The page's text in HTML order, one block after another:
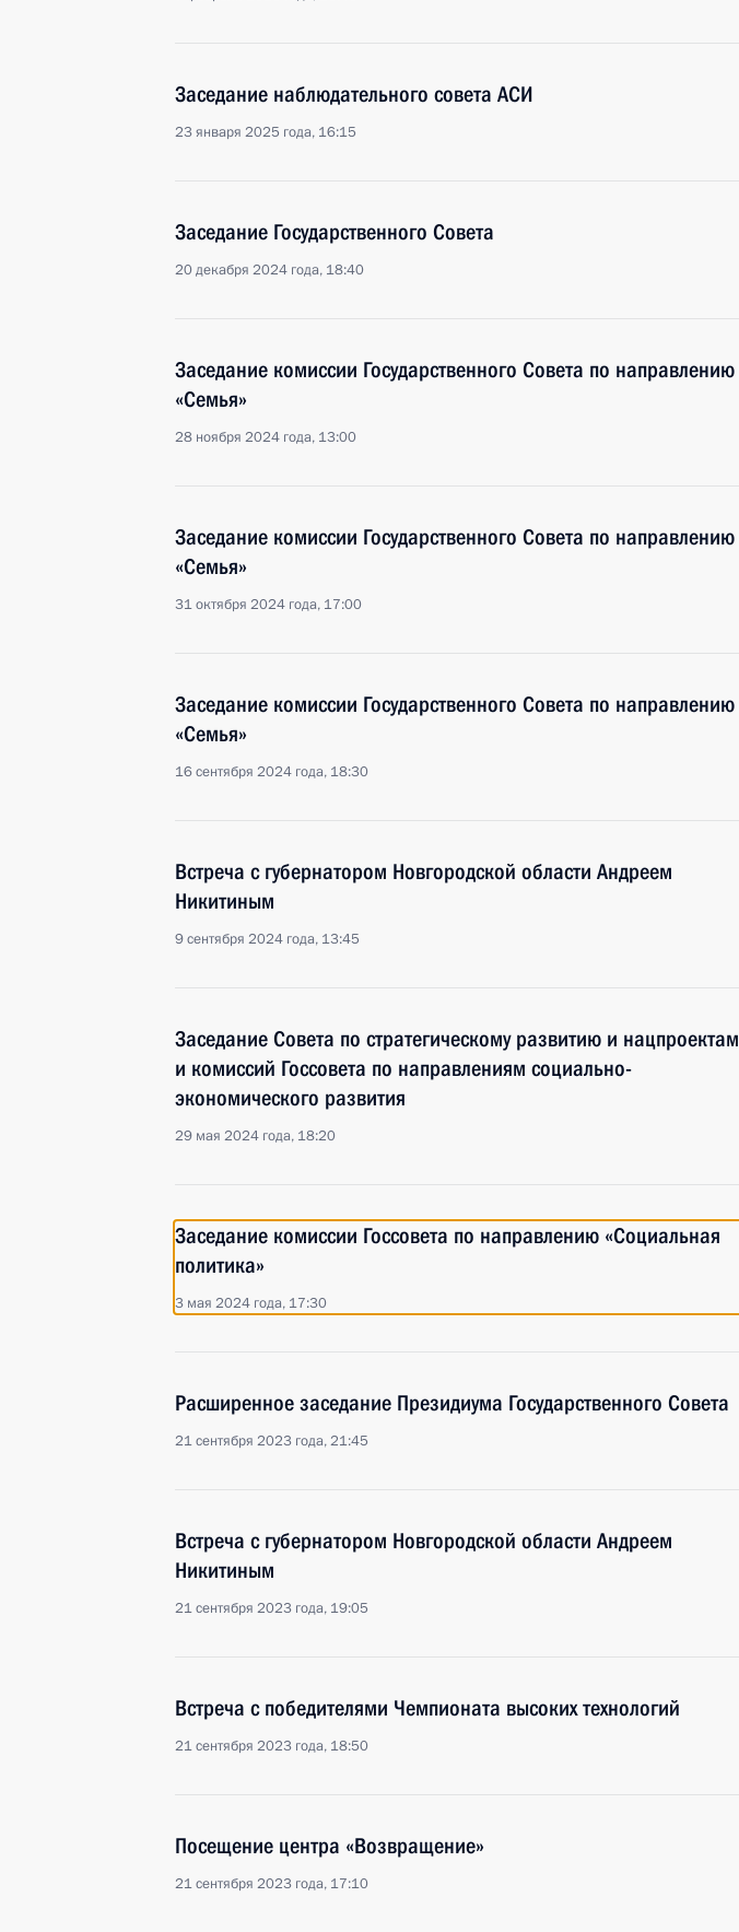
Заседание наблюдательного совета АСИ
23 января 2025 года, 16:15
Заседание Государственного Совета
20 декабря 2024 года, 18:40
Заседание комиссии Государственного Совета по направлению
«Семья»
28 ноября 2024 года, 13:00
Заседание комиссии Государственного Совета по направлению
«Семья»
31 октября 2024 года, 17:00
Заседание комиссии Государственного Совета по направлению
«Семья»
16 сентября 2024 года, 18:30
Встреча с губернатором Новгородской области Андреем
Никитиным
9 сентября 2024 года, 13:45
Заседание Совета по стратегическому развитию и нацпроектам
и комиссий Госсовета по направлениям социально-
экономического развития
29 мая 2024 года, 18:20
Заседание комиссии Госсовета по направлению «Социальная
политика»
3 мая 2024 года, 17:30
Расширенное заседание Президиума Государственного Совета
21 сентября 2023 года, 21:45
Встреча с губернатором Новгородской области Андреем
Никитиным
21 сентября 2023 года, 19:05
Встреча с победителями Чемпионата высоких технологий
21 сентября 2023 года, 18:50
Посещение центра «Возвращение»
21 сентября 2023 года, 17:10